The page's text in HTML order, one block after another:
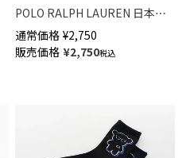
POLO RALPH LAUREN 日本製
毛混 ラグジュアリーホリデーチ
ェックベア ポロベア 刺しゅう
クルー丈 カジュアル メンズ ソ
通常価格 ¥2,750
販売価格 ¥2,750税込